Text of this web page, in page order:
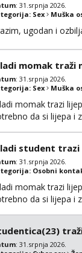
: 31.srpnja 2026.
Sex Muška
ugodan i
momak traži
: 31.srpnja 2026.
Sex Muška
momak trazi
da si lijepa i
student
: 31.srpnja 2026.
Osobni
momak trazi
da si lijepa i
: 31.srpnja 2026.